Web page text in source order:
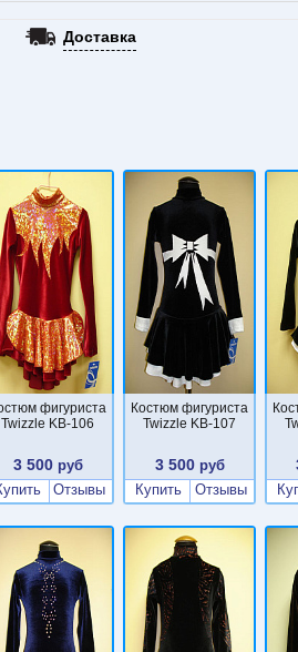
Доставка
фигуриста
Twizzle KB-106
3 500 руб
Отзывы
Костюм фигуриста
Twizzle KB-107
3 500руб
Купить
Отзывы